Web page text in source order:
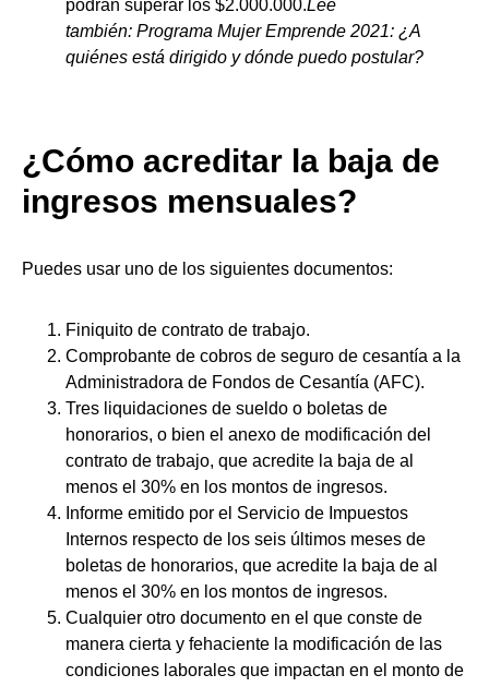
podrán superar los $2.000.000.Lee
también: Programa Mujer Emprende 2021: ¿A
quiénes está dirigido y dónde puedo postular?
¿Cómo acreditar la baja de
ingresos mensuales?
Puedes usar uno de los siguientes documentos:
Finiquito de contrato de trabajo.
Comprobante de cobros de seguro de cesantía a la
Administradora de Fondos de Cesantía (AFC).
Tres liquidaciones de sueldo o boletas de
honorarios, o bien el anexo de modificación del
contrato de trabajo, que acredite la baja de al
menos el 30% en los montos de ingresos.
Informe emitido por el Servicio de Impuestos
Internos respecto de los seis últimos meses de
boletas de honorarios, que acredite la baja de al
menos el 30% en los montos de ingresos.
Cualquier otro documento en el que conste de
manera cierta y fehaciente la modificación de las
condiciones laborales que impactan en el monto de